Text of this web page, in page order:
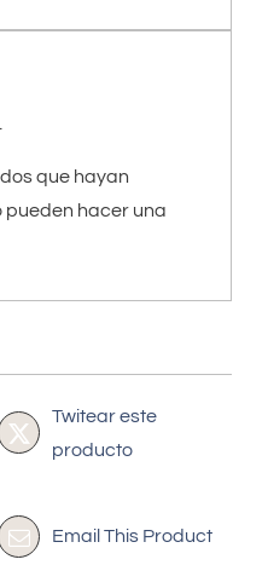
que hayan
hacer una
Twitear este
producto
Email This Product